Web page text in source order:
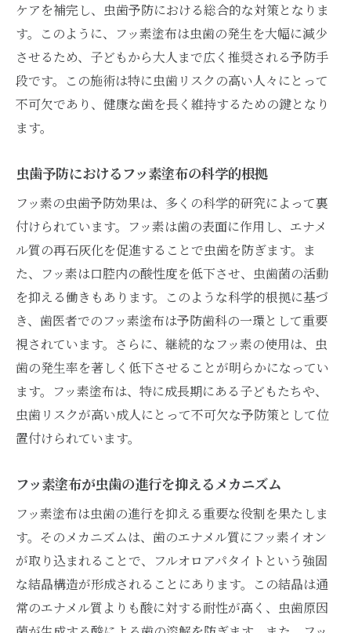
慮
フッ素塗布を定期的に行うことが歯の健康に与
える影響とは
定期的なフッ素塗布が歯に与える長期的な
影響
歯の健康をサポートする定期的なフッ素塗
歯医者との協力で実現するフッ素塗布の継
続
フッ素塗布の定期的な実施が健康を支える
理由
歯の健康維持に必要なフッ素塗布の頻度
歯医者で行うフッ素塗布と自宅ケアのベストバ
ランス
歯医者でのフッ素塗布と自宅ケアの効果的
な組み合わせ
自宅ケアでフッ素塗布の効果を補うヒント
家庭でのフッ素ケアと歯医者での施術の相
乗効果
フッ素塗布を最大限に活かすための自宅ケ
ア
自宅ケアと歯医者のフッ素塗布で健康な歯
を守る
ケアを補完し、虫歯予防における総合的な対策となりま
す。このように、フッ素塗布は虫歯の発生を大幅に減少
させるため、子どもから大人まで広く推奨される予防手
段です。この施術は特に虫歯リスクの高い人々にとって
不可欠であり、健康な歯を長く維持するための鍵となり
ます。
虫歯予防におけるフッ素塗布の科学的根拠
フッ素の虫歯予防効果は、多くの科学的研究によって裏
付けられています。フッ素は歯の表面に作用し、エナメ
ル質の再石灰化を促進することで虫歯を防ぎます。ま
た、フッ素は口腔内の酸性度を低下させ、虫歯菌の活動
を抑える働きもあります。このような科学的根拠に基づ
き、歯医者でのフッ素塗布は予防歯科の一環として重要
視されています。さらに、継続的なフッ素の使用は、虫
歯の発生率を著しく低下させることが明らかになってい
ます。フッ素塗布は、特に成長期にある子どもたちや、
虫歯リスクが高い成人にとって不可欠な予防策として位
置付けられています。
フッ素塗布が虫歯の進行を抑えるメカニズム
フッ素塗布は虫歯の進行を抑える重要な役割を果たしま
す。そのメカニズムは、歯のエナメル質にフッ素イオン
が取り込まれることで、フルオロアパタイトという強固
な結晶構造が形成されることにあります。この結晶は通
常のエナメル質よりも酸に対する耐性が高く、虫歯原因